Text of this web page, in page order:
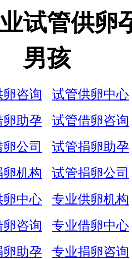
试管供卵
男孩
咨询 试管供卵中心
助孕 试管借卵咨询
公司 试管捐卵助孕
机构 试管捐卵公司
卵中心 专业供卵机构
咨询 专业借卵中心
助孕 专业捐卵咨询